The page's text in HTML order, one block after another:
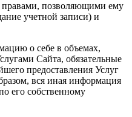
правами, позволяющими ему
учетной записи) и
о себе в объемах,
Сайта, обязательные
предоставления Услуг
вся иная информация
его собственному